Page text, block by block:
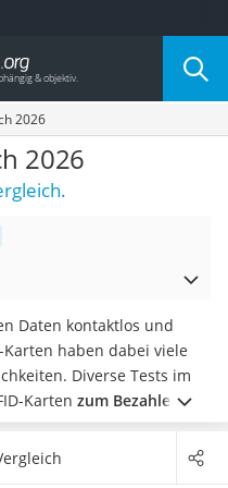
2026
2026
Daten kontaktlos und
haben dabei viele
Diverse Tests im
Karten zum Bezahlen,
mehrverwendet
befindlichen